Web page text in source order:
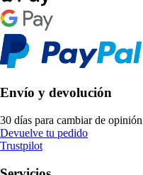
Envío y devolución
30 días para cambiar de opinión
Devuelve tu pedido
Trustpilot